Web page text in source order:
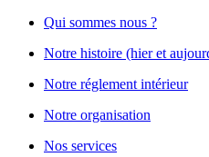
Qui sommes nous ?
Notre histoire (hier et
Notre réglement intérieur
Notre organisation
Nos services